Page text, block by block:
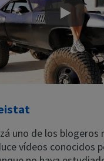
Play
uno de los blogeros
vídeos conocidos
uses cookies
cookies to improve user
using our website you
in accordance with
Read more
ACCEPT
SHOW DETAILS